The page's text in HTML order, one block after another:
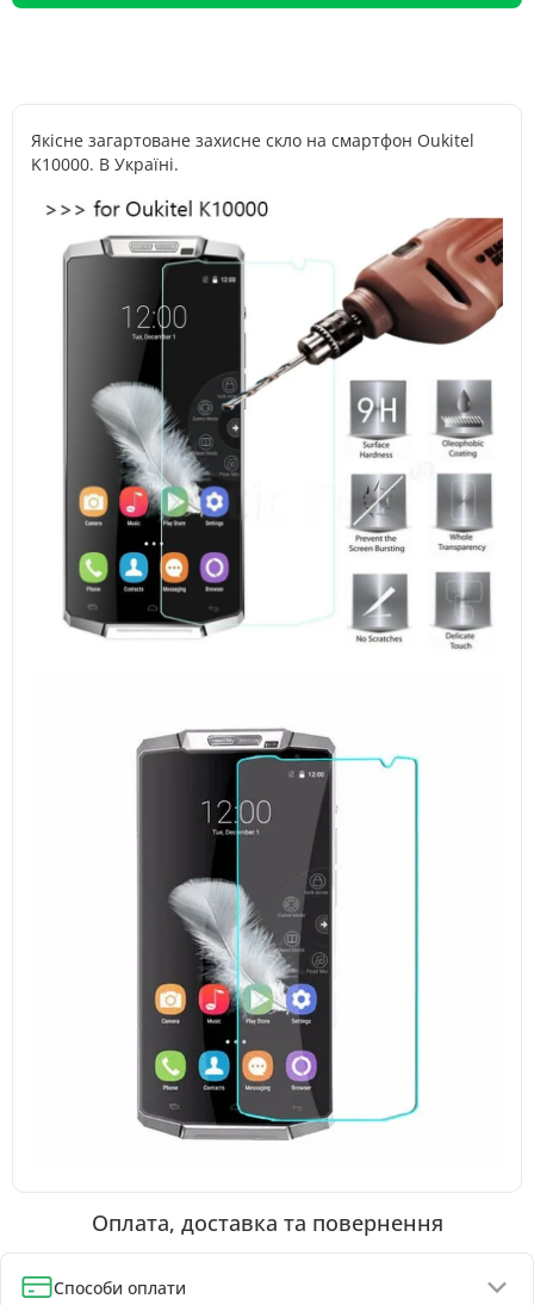
Якісне загартоване захисне скло на смартфон Oukitel
K10000. В Україні.
Оплата, доставка та повернення
Способи оплати